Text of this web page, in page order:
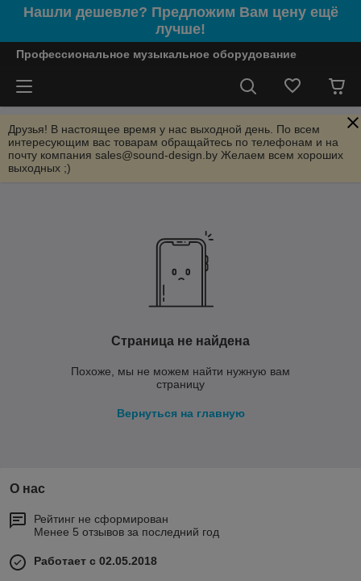
Нашли дешевле? Предложим Вам цену ещё
лучше!
Профессиональное музыкальное оборудование
Друзья! В настоящее время у нас выходной день. По всем
интересующим вас товарам обращайтесь по телефонам и на
почту компания sales@sound-design.by Желаем всем хороших
выходных ;)
Страница не найдена
Похоже, мы не можем найти нужную вам
страницу
Вернуться на главную
О нас
Рейтинг не сформирован
Менее 5 отзывов за последний год
Работает с 02.05.2018